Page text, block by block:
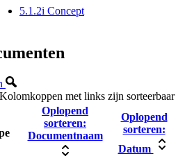
5.1.2i Concept
Kolomkoppen met links zijn sorteerbaar
Oplopend
sorteren:
Documentnaam
Oplopend
sorteren:
Datum